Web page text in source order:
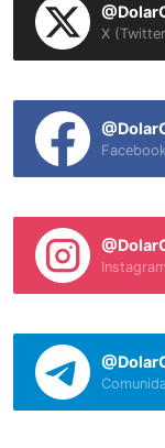
X
Instagram